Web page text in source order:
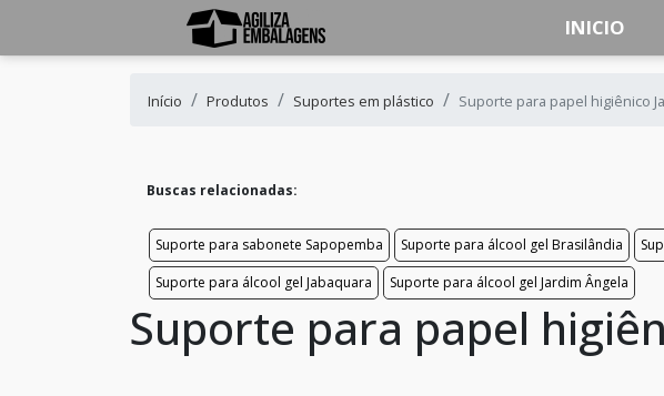
INICIO
Início Produtos Suportes em plástico Suporte para papel higiênico
Buscas relacionadas:
Suporte para sabonete Sapopemba Suporte para álcool gel Brasilândia
Suporte para álcool gel Jabaquara
Suporte para álcool gel Jardim Ângela
Suporte para papel